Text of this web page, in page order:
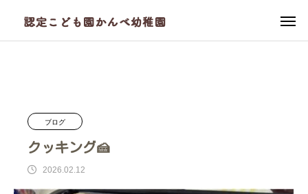
ブログ クッキング🍰
ブログ
クッキング🍰
2026.02.12